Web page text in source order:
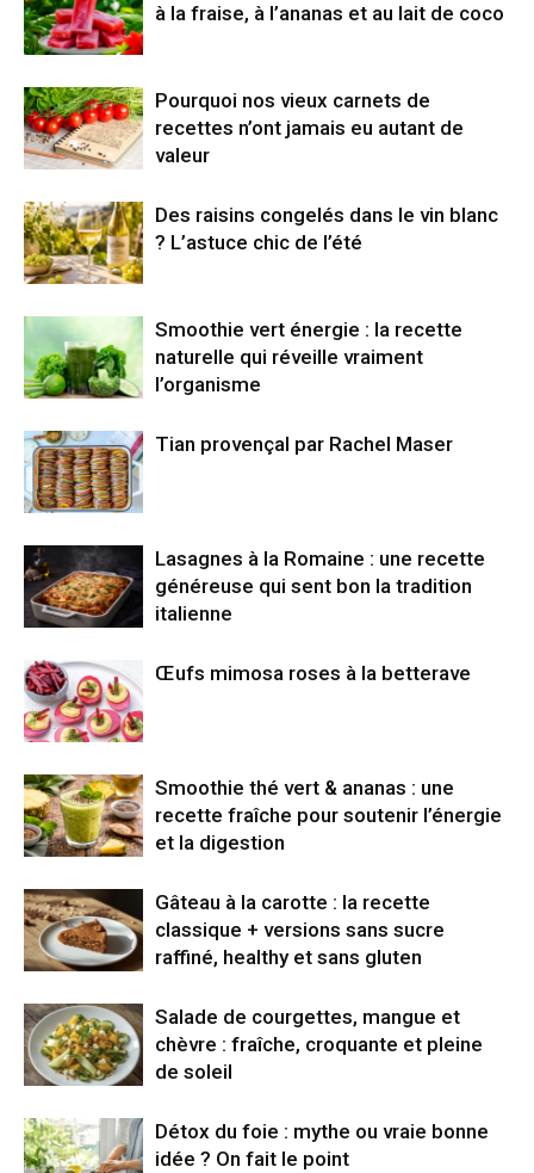
à la fraise, à l’ananas et au lait de coco
Pourquoi nos vieux carnets de
recettes n’ont jamais eu autant de
valeur
Des raisins congelés dans le vin blanc
? L’astuce chic de l’été
Smoothie vert énergie : la recette
naturelle qui réveille vraiment
l’organisme
Tian provençal par Rachel Maser
Lasagnes à la Romaine : une recette
généreuse qui sent bon la tradition
italienne
Œufs mimosa roses à la betterave
Smoothie thé vert & ananas : une
recette fraîche pour soutenir l’énergie
et la digestion
Gâteau à la carotte : la recette
classique + versions sans sucre
raffiné, healthy et sans gluten
Salade de courgettes, mangue et
chèvre : fraîche, croquante et pleine
de soleil
Détox du foie : mythe ou vraie bonne
idée ? On fait le point